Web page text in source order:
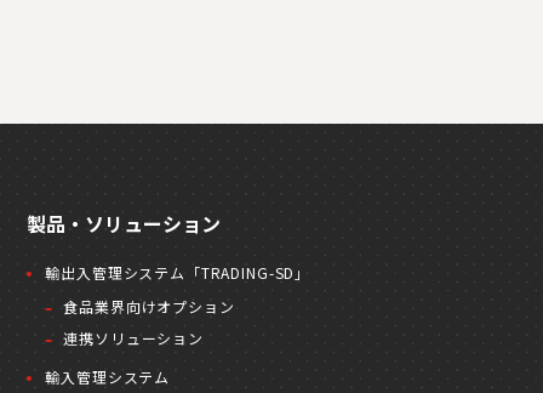
製品・ソリューション
輸出入管理システム「TRADING-SD」
食品業界向けオプション
連携ソリューション
輸入管理システム